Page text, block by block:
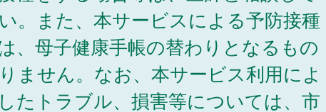
。また、本サービスによる予防接種
、母子健康手帳の替わりとなるもの
ません。なお、本サービス利用によ
たトラブル、損害等については、市